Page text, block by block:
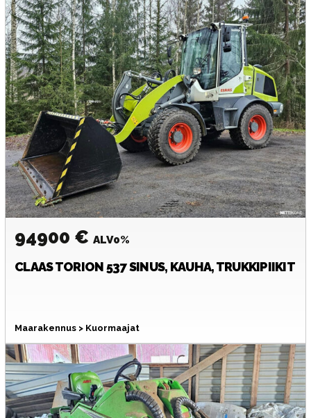
94900 € ALV0%
CLAASTORION 537 SINUS, KAUHA, TRUKKIPIIKIT
Maarakennus > Kuormaajat